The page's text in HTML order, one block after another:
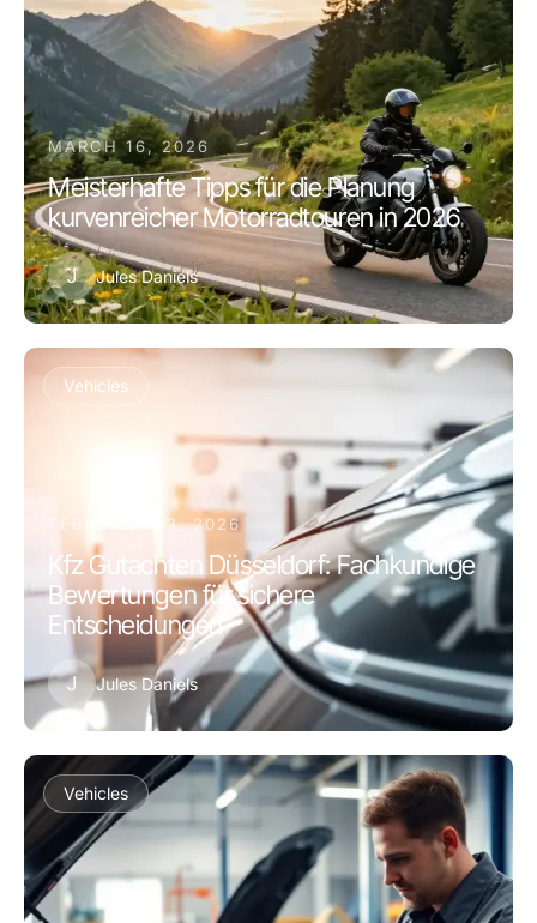
MARCH 16, 2026
Meisterhafte Tipps für die Planung
kurvenreicher Motorradtouren in 2026
J Jules Daniels
Vehicles
FEBRUARY 13, 2026
Kfz Gutachten Düsseldorf: Fachkundige
Bewertungen für sichere
Entscheidungen
J Jules Daniels
Vehicles